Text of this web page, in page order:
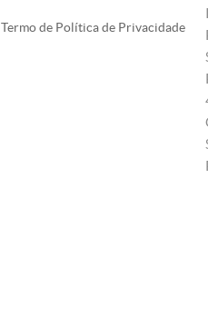
Termo de Política de Privacidade